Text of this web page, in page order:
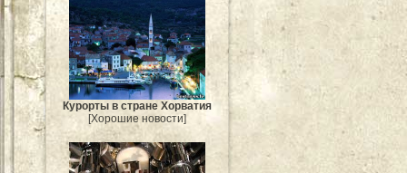
Курорты в стране Хорватия
[Хорошие новости]